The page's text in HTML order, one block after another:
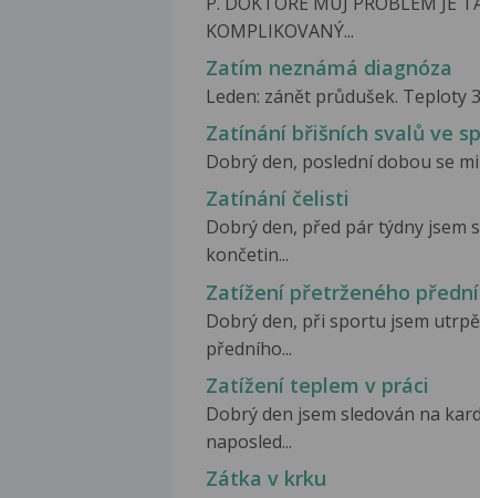
KOMPLIKOVANÝ...
Zatím neznámá diagnóza
Leden: zánět průdušek. Teploty
Zatínání břišních svalů ve
Dobrý den, poslední dobou se
Zatínání čelisti
Dobrý den, před pár týdny jsem
končetin...
Zatížení přetrženého
Dobrý den, při sportu jsem
předního...
Zatížení teplem v práci
Dobrý den jsem sledován na
naposled...
Zátka v krku